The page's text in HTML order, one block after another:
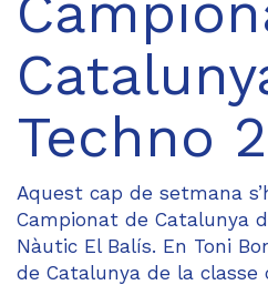
Techno
Aquest cap de setmana
Campionat de Catalunya
Nàutic El Balís. En Toni
de Catalunya de la classe